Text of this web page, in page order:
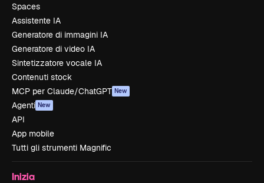
Spaces
Assistente IA
Generatore di immagini IA
Generatore di video IA
Sintetizzatore vocale IA
Contenuti stock
MCP per Claude/ChatGPT New
Agenti New
API
App mobile
Tutti gli strumenti Magnific
Inizia